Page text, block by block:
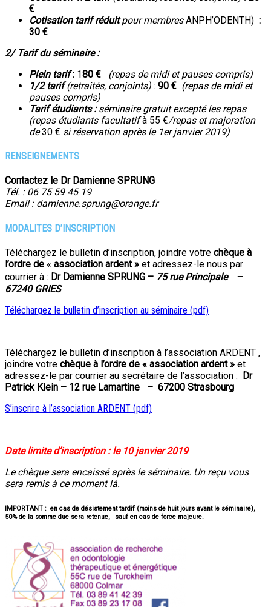
€
Cotisationtarif réduitpourmembresANPH’ODENTH) :
30 €
2/ Tarif du séminaire :
Plein tarif: 180 €
(repas de midi et pauses compris)
1/2 tarif(retraités, conjoints) : 90 € (repas de midi et
pauses compris)
Tarif étudiants :séminairegratuit excepté les repas
(repas étudiants facultatifà 55 €/repas et majoration
de30 € si réservation après le 1er janvier 2019)
RENSEIGNEMENTS
Contactez le Dr Damienne SPRUNG
Tél. : 06 75 59 45 19
Email : damienne.sprung@orange.fr
MODALITES D’INSCRIPTION
Téléchargez le bulletin d’inscription, joindre votre chèque à
l’ordre de « association ardent » et adressez-le nous par
courrier à : Dr Damienne SPRUNG – 75 rue Principale –
67240 GRIES
Téléchargez le bulletin d’inscription au séminaire (pdf)
Téléchargez le bulletin d’inscription à l’association ARDENT ,
joindre votre chèque à l’ordre de « association ardent » et
adressez-le par courrier au secrétaire de l’association : Dr
Patrick Klein – 12 rue Lamartine – 67200 Strasbourg
S’inscrire à l’association ARDENT (pdf)
Date limite d’inscription : le 10 janvier 2019
Le chèque sera encaissé après le séminaire. Un reçu vous
sera remis à ce moment là.
IMPORTANT : en cas de désistement tardif (moins de huit jours avant le séminaire),
50% de la somme due sera retenue, sauf en cas de force majeure.